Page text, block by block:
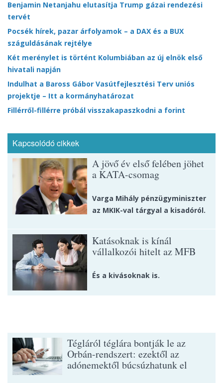
Benjamin Netanjahu elutasítja Trump gázai rendezési
tervét
Pocsék hírek, pazar árfolyamok – a DAX és a BUX
száguldásának rejtélye
Két merénylet is történt Kolumbiában az új elnök első
hivatali napján
Indulhat a Baross Gábor Vasútfejlesztési Terv uniós
projektje – Itt a kormányhatározat
Fillérről-fillérre próbál visszakapaszkodni a forint
Kapcsolódó cikkek
A jövő év első felében jöhet
a KATA-csomag
Varga Mihály pénzügyminiszter
az MKIK-val tárgyal a kisadóról.
Katásoknak is kínál
vállalkozói hitelt az MFB
És a kivásoknak is.
Tégláról téglára bontják le az
Orbán-rendszert: ezektől az
adónemektől búcsúzhatunk el